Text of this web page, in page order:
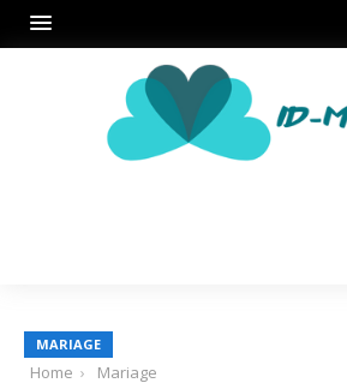
MARIAGE
Home
Mariage